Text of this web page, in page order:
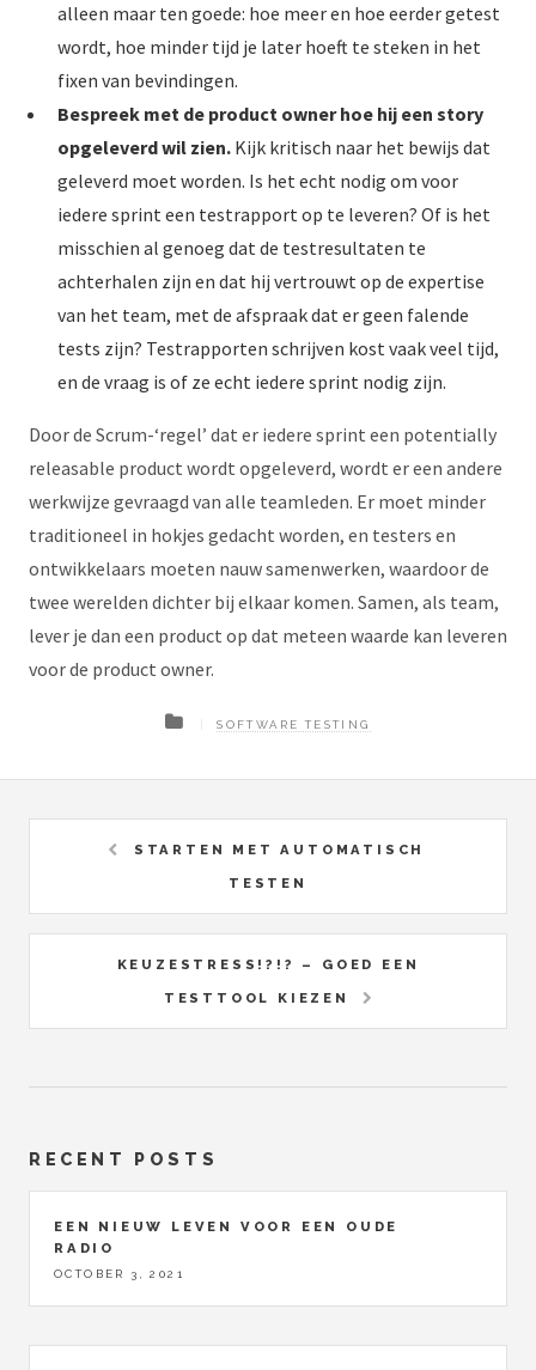
alleen maar ten goede: hoe meer en hoe eerder getest
wordt, hoe minder tijd je later hoeft te steken in het
fixen van bevindingen.
Bespreek met de product owner hoe hij een story
opgeleverd wil zien. Kijk kritisch naar het bewijs dat
geleverd moet worden. Is het echt nodig om voor
iedere sprint een testrapport op te leveren? Of is het
misschien al genoeg dat de testresultaten te
achterhalen zijn en dat hij vertrouwt op de expertise
van het team, met de afspraak dat er geen falende
tests zijn? Testrapporten schrijven kost vaak veel tijd,
en de vraag is of ze echt iedere sprint nodig zijn.
Door de Scrum-‘regel’ dat er iedere sprint een potentially
releasable product wordt opgeleverd, wordt er een andere
werkwijze gevraagd van alle teamleden. Er moet minder
traditioneel in hokjes gedacht worden, en testers en
ontwikkelaars moeten nauw samenwerken, waardoor de
twee werelden dichter bij elkaar komen. Samen, als team,
lever je dan een product op dat meteen waarde kan leveren
voor de product owner.
SOFTWARE TESTING
STARTEN MET AUTOMATISCH
TESTEN
KEUZESTRESS!?!? – GOED EEN
TESTTOOL KIEZEN
RECENT POSTS
EEN NIEUW LEVEN VOOR EEN OUDE
RADIO
OCTOBER 3, 2021